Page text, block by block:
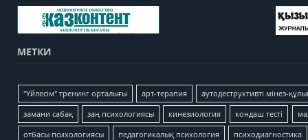
МЕТКИ
"Үйлесім" тренинг орталығы арт-терапия аутодеструктивті мінез-
замани сабақ заң психологиясы кинезиология кондаш тесті
отбасы психологиясы педагогикалық психология психодиагностика